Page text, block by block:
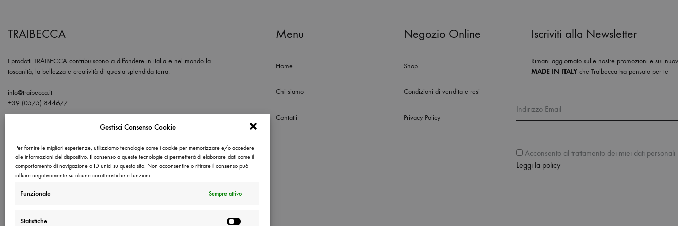
Gestisci Consenso Cookie
Per fornire le migliori esperienze, utilizziamo tecnologie come i cookie per memorizzare e/o accedere
alle informazioni del dispositivo. Il consenso a queste tecnologie ci permetterà di elaborare dati come il
comportamento di navigazione o ID unici su questo sito. Non acconsentire o ritirare il consenso può
influire negativamente su alcune caratteristiche e funzioni.
Funzionale Sempre attivo
Statistiche
TRAIBECCA
I prodotti TRAIBECCA contribuiscono a diffondere in italia e nel mondo la
toscanità, la bellezza e creatività di questa splendida terra.
info@traibecca.it
+39 (0575) 844677
Menu
Home
Chi siamo
Contatti
Negozio Online
Shop
Condizioni di vendita e resi
Privacy Policy
Iscriviti alla Newsletter
Rimani aggiornato sulle nostre promozioni e sui
MADE IN ITALY che Traibecca ha pensato per te
Indirizzo Email
Acconsento al trattamento dei miei dati
Leggi la policy